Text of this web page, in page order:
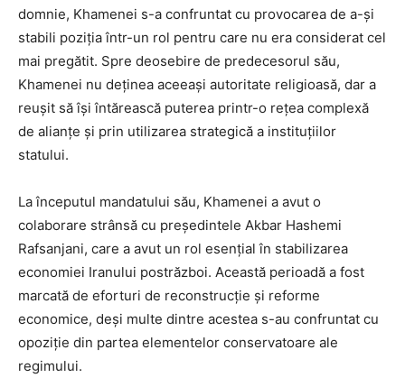
domnie, Khamenei s-a confruntat cu provocarea de a-și
stabili poziția într-un rol pentru care nu era considerat cel
mai pregătit. Spre deosebire de predecesorul său,
Khamenei nu deținea aceeași autoritate religioasă, dar a
reușit să își întărească puterea printr-o rețea complexă
de alianțe și prin utilizarea strategică a instituțiilor
statului.
La începutul mandatului său, Khamenei a avut o
colaborare strânsă cu președintele Akbar Hashemi
Rafsanjani, care a avut un rol esențial în stabilizarea
economiei Iranului postrăzboi. Această perioadă a fost
marcată de eforturi de reconstrucție și reforme
economice, deși multe dintre acestea s-au confruntat cu
opoziție din partea elementelor conservatoare ale
regimului.